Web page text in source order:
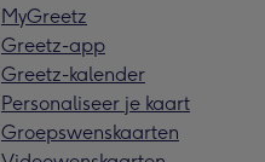
MyGreetz
Greetz-app
Greetz-kalender
Personaliseer je kaart
Groepswenskaarten